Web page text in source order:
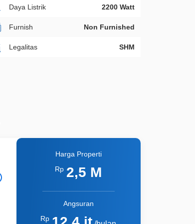
Daya Listrik 2200 Watt
Furnish Non Furnished
Legalitas SHM
Harga Properti
Rp 2,5 M
Angsuran
Rp